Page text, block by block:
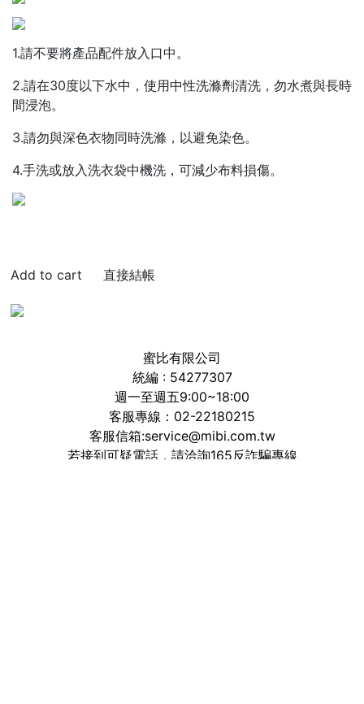
1.請不要將產品配件放入口中。
2.請在30度以下水中，使用中性洗滌劑清洗，勿水煮與長時
間浸泡。
3.請勿與深色衣物同時洗滌，以避免染色。
4.手洗或放入洗衣袋中機洗，可減少布料損傷。
直接結帳
蜜比有限公司
統編 : 54277307
週一至週五9:00~18:00
客服專線：02-22180215
客服信箱:service@mibi.com.tw
若接到可疑電話，請洽詢165反詐騙專線